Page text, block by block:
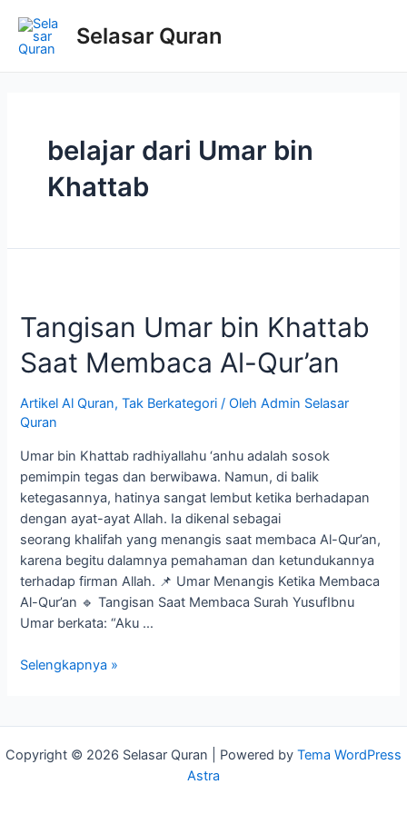
Selasar Quran
belajar dari Umar bin
Khattab
Tangisan Umar bin Khattab
Saat Membaca Al-Qur’an
Artikel Al Quran,Tak Berkategori / OlehAdmin Selasar
Quran
Umar bin Khattab radhiyallahu ‘anhu adalah sosok
pemimpin tegas dan berwibawa. Namun, di balik
ketegasannya, hatinya sangat lembut ketika berhadapan
dengan ayat-ayat Allah. Ia dikenal sebagai
seorang khalifah yang menangis saat membaca Al-Qur’an,
karena begitu dalamnya pemahaman dan ketundukannya
terhadap firman Allah. 📌 Umar Menangis Ketika Membaca
Al-Qur’an 🔹 Tangisan Saat Membaca Surah YusufIbnu
Umar berkata: “Aku …
Selengkapnya »
Copyright © 2026 Selasar Quran | Powered by Tema WordPress
Astra